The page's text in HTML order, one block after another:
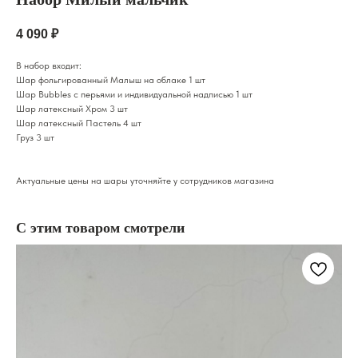
4 090 ₽
В набор входит:
Шар фольгированный Малыш на облаке 1 шт
Шар Bubbles с перьями и индивидуальной надписью 1 шт
Шар латексный Хром 3 шт
Шар латексный Пастель 4 шт
Груз 3 шт
Актуальные цены на шары уточняйте у сотрудников магазина
С этим товаром смотрели